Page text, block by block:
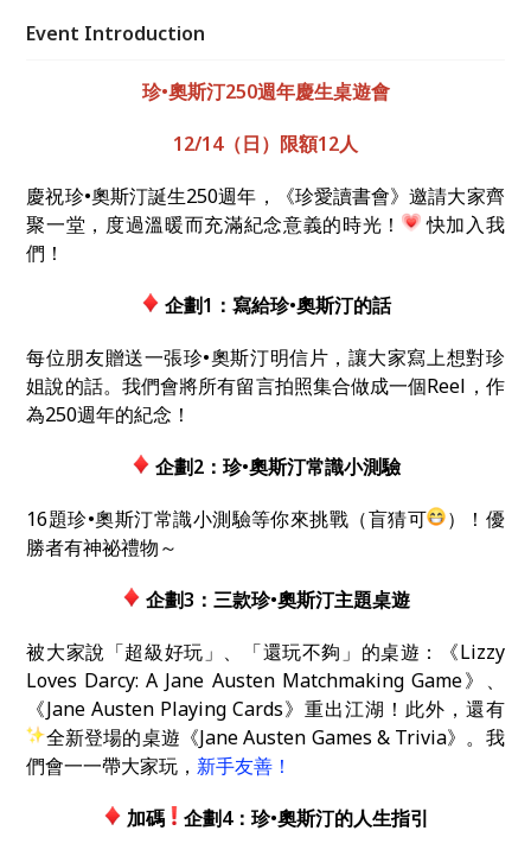
Event Introduction
珍•奧斯汀250週年慶生桌遊會
12/14（日）限額12人
慶祝珍•奧斯汀誕生250週年，《珍愛讀書會》邀請大家齊
聚一堂，度過溫暖而充滿紀念意義的時光！
快加入我
們！
企劃1：寫給珍•奧斯汀的話
每位朋友贈送一張珍•奧斯汀明信片，讓大家寫上想對珍
姐說的話。我們會將所有留言拍照集合做成一個Reel，作
為250週年的紀念！
企劃2：珍•奧斯汀常識小測驗
16題珍•奧斯汀常識小測驗等你來挑戰（盲猜可
）！優
勝者有神祕禮物～
企劃3：三款珍•奧斯汀主題桌遊
被大家說「超級好玩」、「還玩不夠」的桌遊：《Lizzy
Loves Darcy: A Jane Austen Matchmaking Game》、
《Jane Austen Playing Cards》重出江湖！此外，還有
全新登場的桌遊《Jane Austen Games & Trivia》。我
們會一一帶大家玩， 新手友善！
加碼
企劃4：珍•奧斯汀的人生指引